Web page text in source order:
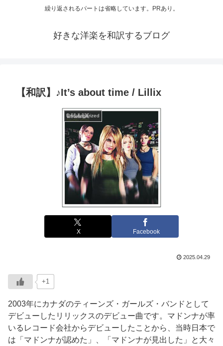
繰り返されるパートは省略しています。PRあり。
好きな洋楽を和訳するブログ
【和訳】♪It’s about time / Lillix
Uncategorized
X Facebook
2025.04.29
+1
2003年にカナダのティーンズ・ガールズ・バンドとして
デビューしたリリックスのデビュー曲です。マドンナが率
いるレコード会社からデビューしたことから、当時日本で
は「マドンナが認めた」、「マドンナが見出した」と大々